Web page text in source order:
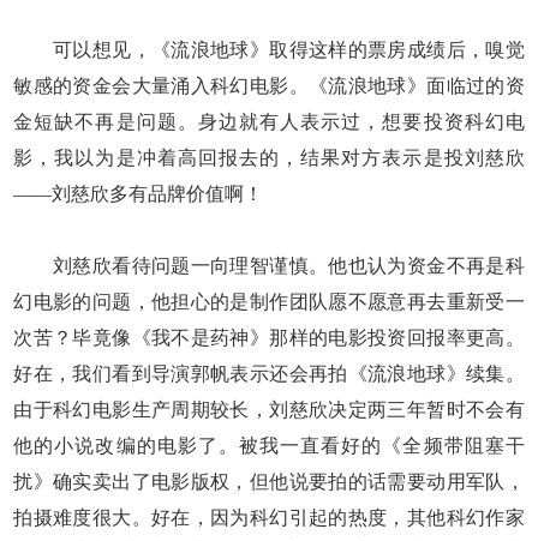
可以想见，《流浪地球》取得这样的票房成绩后，嗅觉
敏感的资金会大量涌入科幻电影。《流浪地球》面临过的资
金短缺不再是问题。身边就有人表示过，想要投资科幻电
影，我以为是冲着高回报去的，结果对方表示是投刘慈欣
——刘慈欣多有品牌价值啊！
刘慈欣看待问题一向理智谨慎。他也认为资金不再是科
幻电影的问题，他担心的是制作团队愿不愿意再去重新受一
次苦？毕竟像《我不是药神》那样的电影投资回报率更高。
好在，我们看到导演郭帆表示还会再拍《流浪地球》续集。
由于科幻电影生产周期较长，刘慈欣决定两三年暂时不会有
他的小说改编的电影了。被我一直看好的《全频带阻塞干
扰》确实卖出了电影版权，但他说要拍的话需要动用军队，
拍摄难度很大。好在，因为科幻引起的热度，其他科幻作家